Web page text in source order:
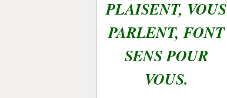
PLAISENT, VOUS
PARLENT, FONT
SENS POUR
VOUS.